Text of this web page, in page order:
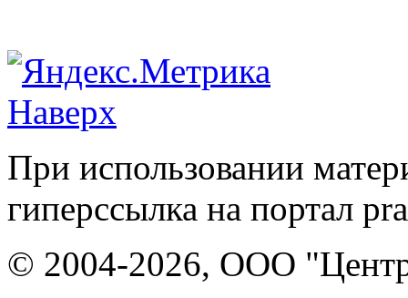
Наверх
При использовании
гиперссылка на портал
© 2004-2026, ООО "Центр